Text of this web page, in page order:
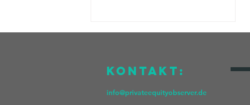
KOntakt:
info@privateequityobserver.de